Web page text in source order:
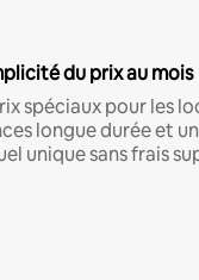
du prix au mois
spéciaux pour les
longue durée et
unique sans frais